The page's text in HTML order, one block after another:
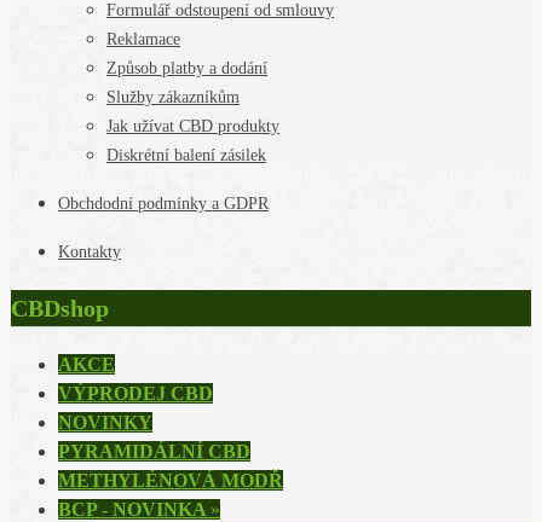
Formulář odstoupení od smlouvy
Reklamace
Způsob platby a dodání
Služby zákazníkům
Jak užívat CBD produkty
Diskrétní balení zásilek
Obchdodní podmínky a GDPR
Kontakty
CBDshop
AKCE
VÝPRODEJ CBD
NOVINKY
PYRAMIDÁLNÍ CBD
METHYLÉNOVÁ MODŘ
BCP - NOVINKA »